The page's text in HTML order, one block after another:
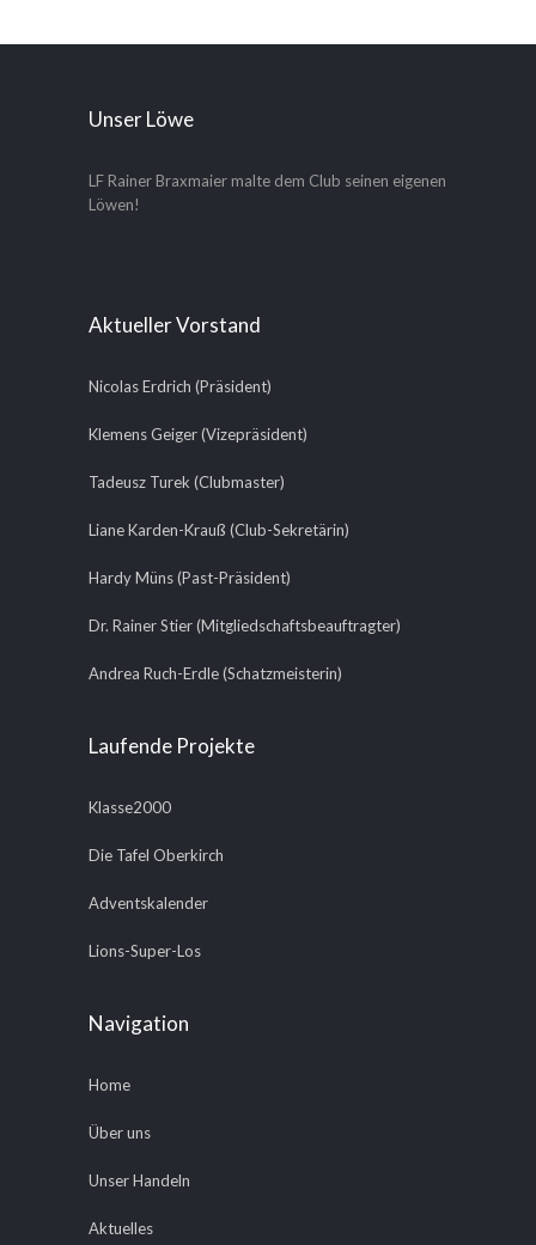
Unser Löwe
LF Rainer Braxmaier malte dem Club seinen eigenen
Löwen!
Aktueller Vorstand
Nicolas Erdrich (Präsident)
Klemens Geiger (Vizepräsident)
Tadeusz Turek (Clubmaster)
Liane Karden-Krauß (Club-Sekretärin)
Hardy Müns (Past-Präsident)
Dr. Rainer Stier (Mitgliedschaftsbeauftragter)
Andrea Ruch-Erdle (Schatzmeisterin)
Laufende Projekte
Klasse2000
Die Tafel Oberkirch
Adventskalender
Lions-Super-Los
Navigation
Home
Über uns
Unser Handeln
Aktuelles